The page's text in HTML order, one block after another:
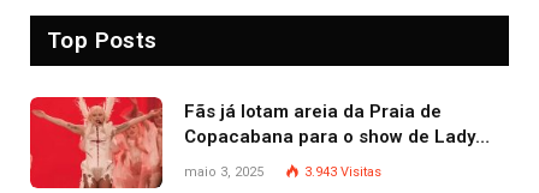
Top Posts
Fãs já lotam areia da Praia de
Copacabana para o show de Lady
Gaga
maio 3, 2025 3.943 Visitas